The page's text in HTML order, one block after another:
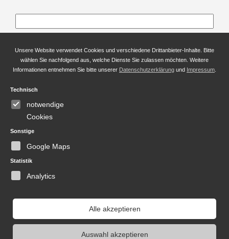
Vorname
Nachname *
dieses
Ich habe die Datenschutzbestimmungen gelesen
und akzeptiert. *
Unsere Website verwendet Cookies und verschiedene Drittanbieter-Inhalte. Bitte
wählen Sie nachfolgend aus, welche Dienste Sie zulassen möchten. Weitere
Informationen entnehmen Sie bitte unserer Datenschutzerklärung und Impressum
Technisch
notwendige
Cookies
Sonstige
Google Maps
Statistik
Analytics
Alle akzeptieren
Auswahl akzeptieren